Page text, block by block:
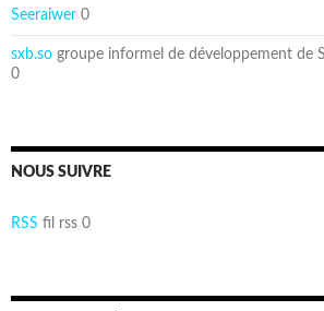
Seeraiwer 0
sxb.so groupe informel de développement de
0
NOUS SUIVRE
RSS fil rss 0